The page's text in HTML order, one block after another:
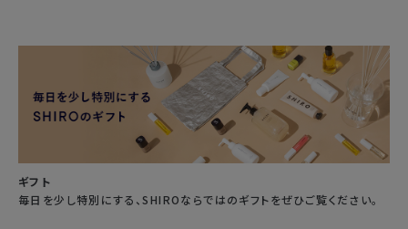
ギフト
毎日を少し特別にする、SHIROならではのギフトをぜひご覧ください。